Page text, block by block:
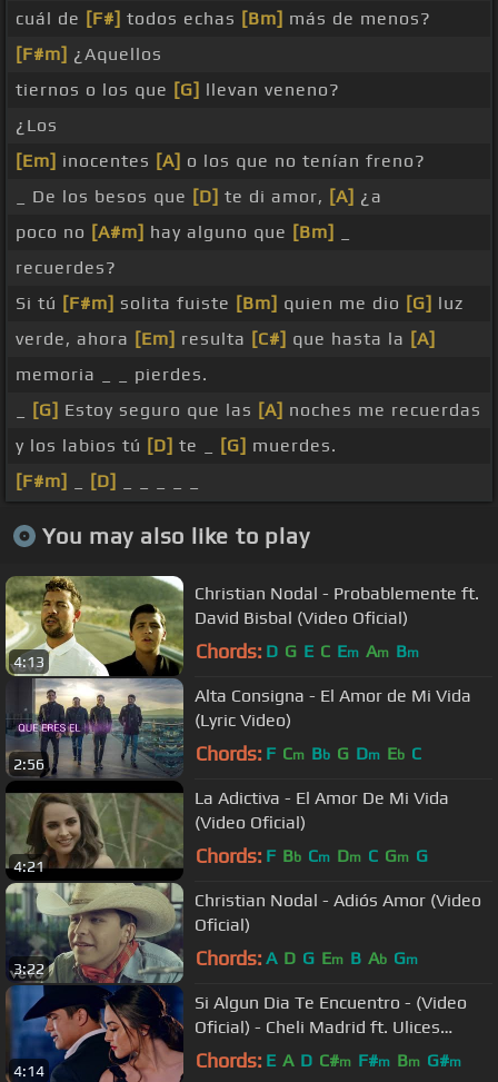
cuál de [F#] todos echas [Bm] más de menos?
[F#m] ¿Aquellos
tiernos o los que [G] llevan veneno?
¿Los
[Em] inocentes [A] o los que no tenían freno?
_ De los besos que [D] te di amor, [A] ¿a
poco no [A#m] hay alguno que [Bm]
recuerdes?
Si tú [F#m] solita fuiste [Bm] quien me dio [G] luz
verde, ahora [Em] resulta [C#] que hasta la [A]
memoria _ _ pierdes.
[G] Estoy seguro que las [A] noches me recuerdas
y los labios tú [D] te _ [G] muerdes.
[F#m]
[D]
You may also like to play
4:13
Christian Nodal - Probablemente ft.
David Bisbal (Video Oficial)
Chords: D G E C Em Am Bm
2:56
Alta Consigna - El Amor de Mi Vida
(Lyric Video)
Chords: F Cm Bb G Dm Eb C
4:21
La Adictiva - El Amor De Mi Vida
(Video Oficial)
Chords: F Bb Cm Dm C Gm G
3:22
Christian Nodal - Adiós Amor (Video
Oficial)
Chords: A D G Em B Ab Gm
4:14
Si Algun Dia Te Encuentro - (Video
Oficial) - Cheli Madrid ft. Ulices
Chaidez - DEL Records 2019
Chords: E A D C#m F#m Bm G#m